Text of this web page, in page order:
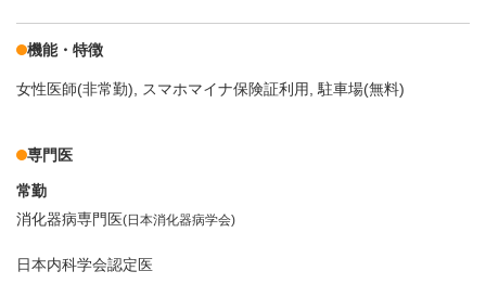
機能・特徴
女性医師(非常勤) スマホマイナ保険証利用 駐車場(無料)
専門医
常勤
消化器病専門医(日本消化器病学会)
日本内科学会認定医